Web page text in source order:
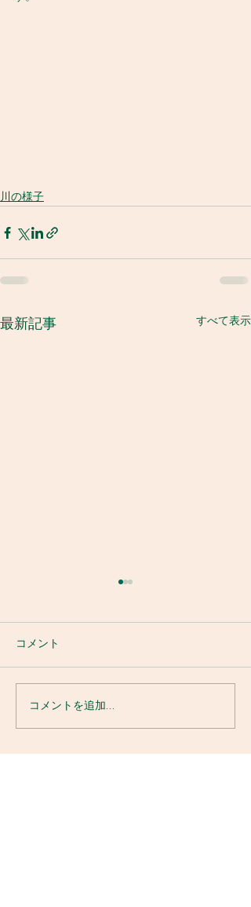
川の様子
最新記事 すべて表示
下呂温泉付近、小坂川
も、小坂本流も良型釣れ
コメント
コメントを追加…